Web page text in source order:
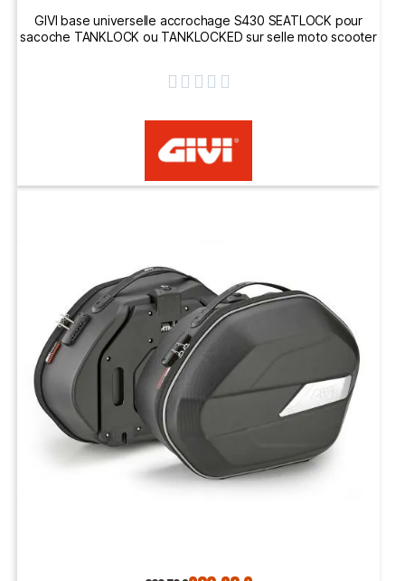
GIVI base universelle accrochage S430 SEATLOCK pour
sacoche TANKLOCK ou TANKLOCKED sur selle moto scooter
    